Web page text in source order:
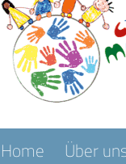
Home Über